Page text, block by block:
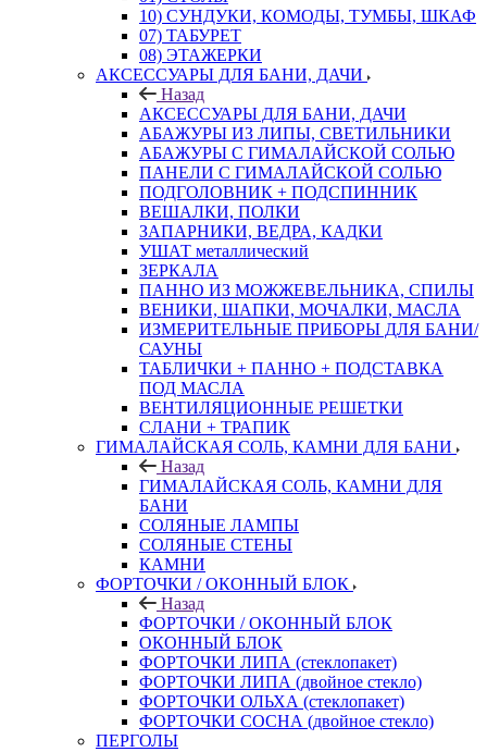
10) СУНДУКИ, КОМОДЫ, ТУМБЫ, ШКАФ
07) ТАБУРЕТ
08) ЭТАЖЕРКИ
АКСЕССУАРЫ ДЛЯ БАНИ, ДАЧИ
Назад
АКСЕССУАРЫ ДЛЯ БАНИ, ДАЧИ
АБАЖУРЫ ИЗ ЛИПЫ, СВЕТИЛЬНИКИ
АБАЖУРЫ С ГИМАЛАЙСКОЙ СОЛЬЮ
ПАНЕЛИ С ГИМАЛАЙСКОЙ СОЛЬЮ
ПОДГОЛОВНИК + ПОДСПИННИК
ВЕШАЛКИ, ПОЛКИ
ЗАПАРНИКИ, ВЕДРА, КАДКИ
УШАТ металлический
ЗЕРКАЛА
ПАННО ИЗ МОЖЖЕВЕЛЬНИКА, СПИЛЫ
ВЕНИКИ, ШАПКИ, МОЧАЛКИ, МАСЛА
ИЗМЕРИТЕЛЬНЫЕ ПРИБОРЫ ДЛЯ БАНИ/
САУНЫ
ТАБЛИЧКИ + ПАННО + ПОДСТАВКА
ПОД МАСЛА
ВЕНТИЛЯЦИОННЫЕ РЕШЕТКИ
СЛАНИ + ТРАПИК
ГИМАЛАЙСКАЯ СОЛЬ, КАМНИ ДЛЯ БАНИ
Назад
ГИМАЛАЙСКАЯ СОЛЬ, КАМНИ ДЛЯ
БАНИ
СОЛЯНЫЕ ЛАМПЫ
СОЛЯНЫЕ СТЕНЫ
КАМНИ
ФОРТОЧКИ / ОКОННЫЙ БЛОК
Назад
ФОРТОЧКИ / ОКОННЫЙ БЛОК
ОКОННЫЙ БЛОК
ФОРТОЧКИ ЛИПА (стеклопакет)
ФОРТОЧКИ ЛИПА (двойное стекло)
ФОРТОЧКИ ОЛЬХА (стеклопакет)
ФОРТОЧКИ СОСНА (двойное стекло)
ПЕРГОЛЫ